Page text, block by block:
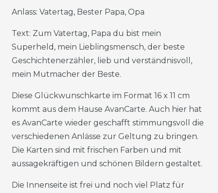
Anlass: Vatertag, Bester Papa, Opa
Text: Zum Vatertag, Papa du bist mein
Superheld, mein Lieblingsmensch, der beste
Geschichtenerzähler, lieb und verständnisvoll,
mein Mutmacher der Beste.
Diese Glückwunschkarte im Format 16 x 11 cm
kommt aus dem Hause AvanCarte. Auch hier hat
es AvanCarte wieder geschafft stimmungsvoll die
verschiedenen Anlässe zur Geltung zu bringen.
Die Karten sind mit frischen Farben und mit
aussagekräftigen und schönen Bildern gestaltet.
Die Innenseite ist frei und noch viel Platz für